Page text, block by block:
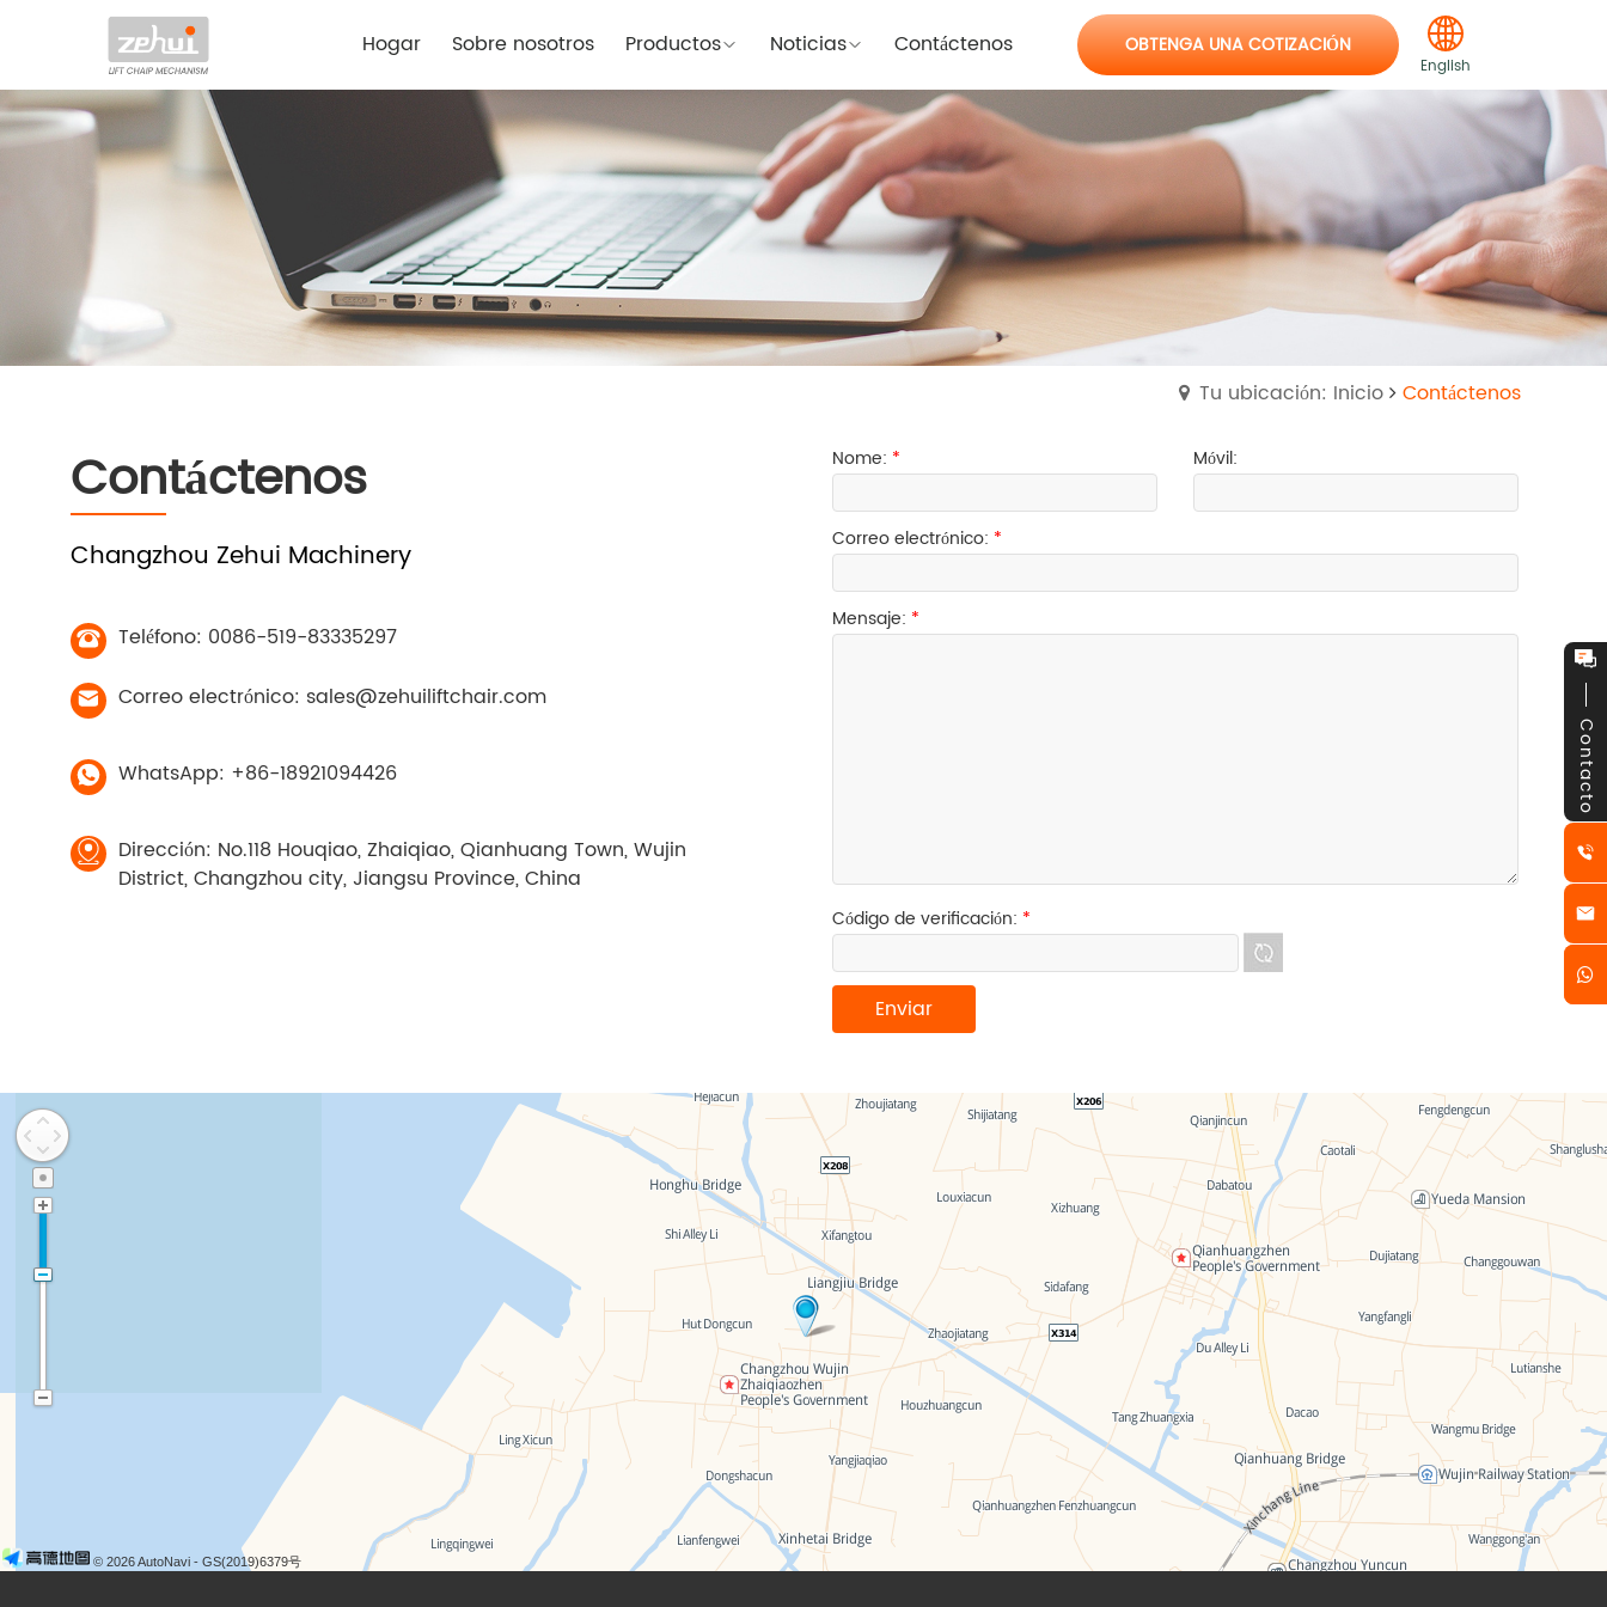
Hogar Sobre nosotros Productos Noticias Contáctenos OBTENGA UNA COTIZACIÓN
English
Tu ubicación: Inicio Contáctenos
Contáctenos
Changzhou Zehui Machinery
Teléfono: 0086-519-83335297
Correo electrónico: sales@zehuiliftchair.com
WhatsApp: +86-18921094426
Dirección: No.118 Houqiao, Zhaiqiao, Qianhuang Town, Wujin
District, Changzhou city, Jiangsu Province, China
Nome: * Móvil:
Correo electrónico: *
Mensaje: *
Código de verificación: *
© 2026 AutoNavi - GS(2019)6379号
Contacto